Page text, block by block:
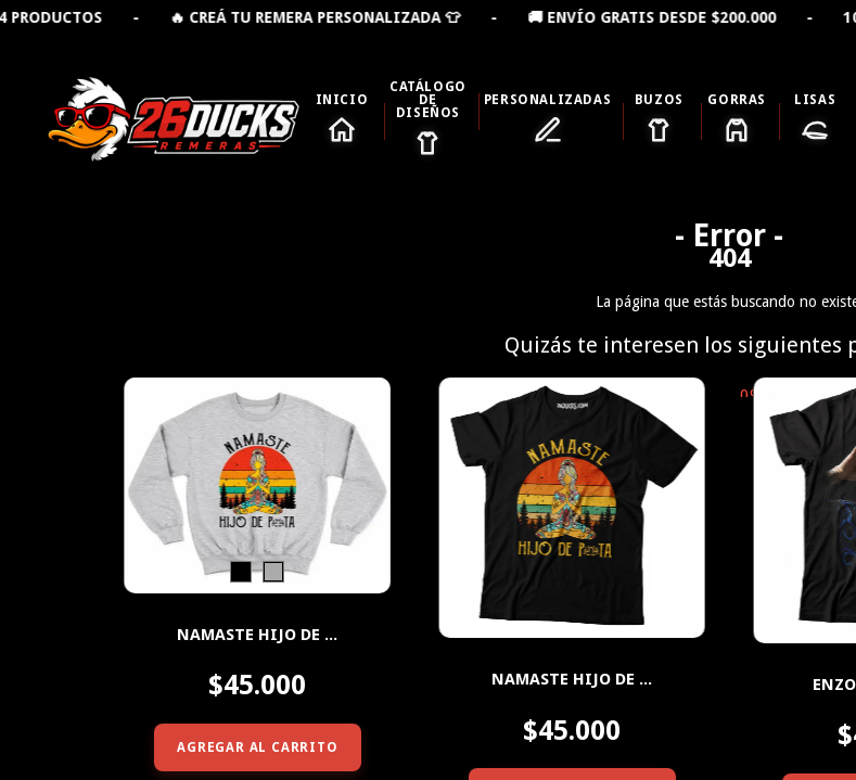
REMERA PERSONALIZADA 👕 - 🚚 ENVÍO GRATIS DESDE $200.000 - 10% OFF LLEVANDO 2
INICIO
CATÁLOGO
DE
DISEÑOS
PERSONALIZADAS BUZOS GORRAS LISAS
- Error -
404
La página que estás buscando no
Quizás te interesen los siguientes
NAMASTE HIJO DE ...
$45.000
AGREGAR AL CARRITO
NAMASTE HIJO DE ...
$45.000
0%